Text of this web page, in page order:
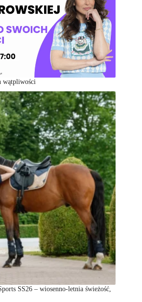
wątpliwości
SS26 – wiosenno-letnia świeżość,